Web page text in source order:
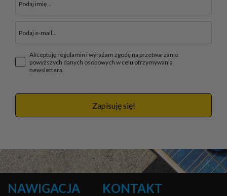
Akceptuję regulamin i wyrażam zgodę na przetwarzanie
powyższych danych osobowych w celu otrzymywania
newslettera.
Zapisuję się!
NAWIGACJA KONTAKT